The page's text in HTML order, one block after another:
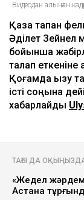
Видеодан алынған
Қаза тапқан
Әділет Зейнел
бойынша
талап еткеніне
Қоғамда қызу
істі соңына
хабарлайды
ТАҒЫ ДА
«Жедел жәрдем
Астана